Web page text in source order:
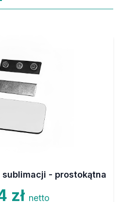
sublimacji - prostokątna
zł netto